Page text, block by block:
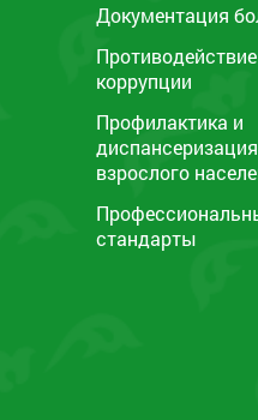
Документация
Противодействие
коррупции
Профилактика и
диспансеризация
взрослого
стандарты